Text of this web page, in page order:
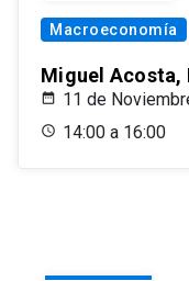
Macroeconomía
Miguel Acosta,
11 de
14:00 a 16:00